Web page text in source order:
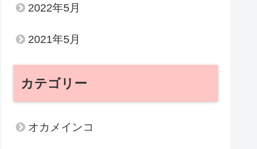
2022年5月
2021年5月
カテゴリー
オカメインコ